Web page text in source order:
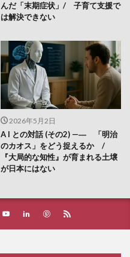
んだ「末期症状」/ 子育て支援で
は解決できない
2026年5月2日
A I との対話 (その2) —― 「明治
のカオス」をどう捉えるか /
『大局的な知性』が育まれる土壌
が日本にはない